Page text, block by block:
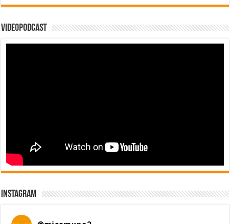
Videopodcast
Instagram